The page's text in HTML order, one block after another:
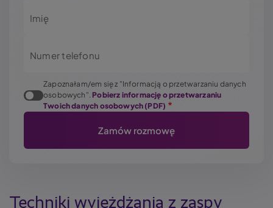
Imię
Numer telefonu
Zapoznałam/em się z "Informacją o przetwarzaniu danych
osobowych". Pobierz informację o przetwarzaniu
Twoich danych osobowych (PDF)
Techniki wyjeżdżania z zaspy